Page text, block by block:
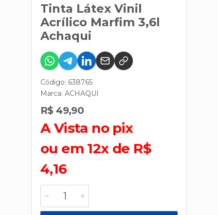
Tinta Látex Vinil
Acrílico Marfim 3,6l
Achaqui
Código: 638765
Marca: ACHAQUI
R$ 49,90
A Vista no pix
ou em 12x de R$
4,16